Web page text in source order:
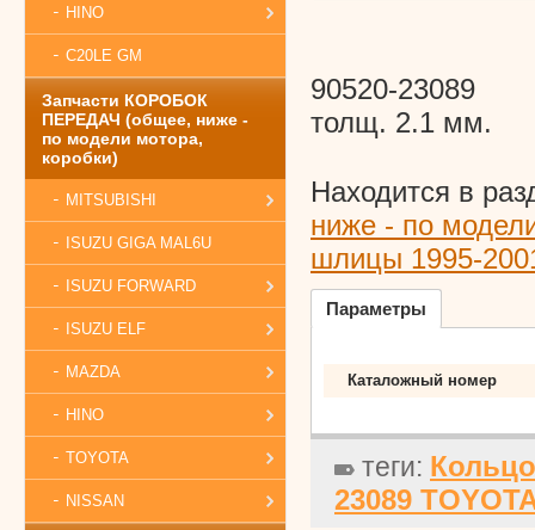
HINO
C20LE GM
Запчасти КОРОБОК
ПЕРЕДАЧ (общее, ниже -
по модели мотора,
коробки)
MITSUBISHI
ISUZU GIGA MAL6U
ISUZU FORWARD
ISUZU ELF
MAZDA
HINO
TOYOTA
NISSAN
90520-23089
толщ. 2.1 мм.
Находится в
ниже - по
шлицы 1995-
Параметры
Каталожный номер
теги:
23089